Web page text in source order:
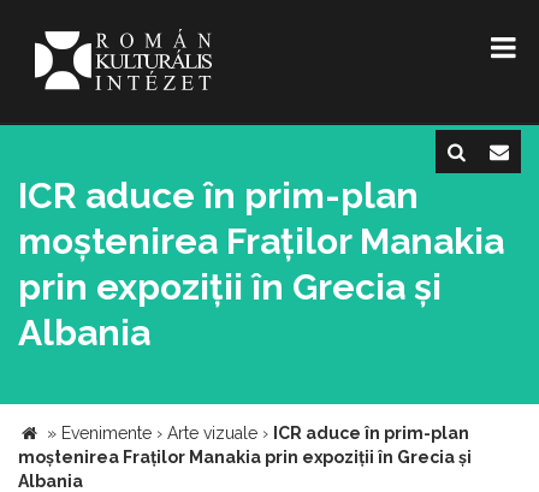
ICR aduce în prim-plan
moștenirea Fraților Manakia
prin expoziții în Grecia și
Albania
» Evenimente › Arte vizuale › ICR aduce în prim-plan
moștenirea Fraților Manakia prin expoziții în Grecia și
Albania